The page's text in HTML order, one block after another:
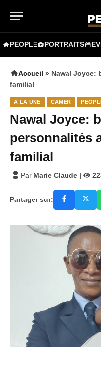
PEOPLE PORTRAITS
Accueil » Nawal Joyce:
familial
A LA UNE CAMER
Nawal Joyce:
personnalités
familial
Par Marie Claude |
Partager sur: